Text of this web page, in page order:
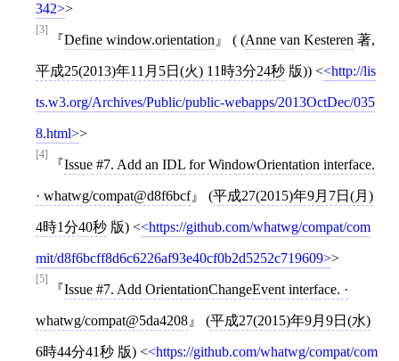
342 >
[3]
Define window.orientation ( (Anne van Kesteren 著,
平成25(2013)年11月5日(火) 11時3分24秒 版)) < http://lis
ts.w3.org/Archives/Public/public-webapps/2013OctDec/035
8.html >
[4]
Issue #7. Add an IDL for WindowOrientation interface.
· whatwg/compat@d8f6bcf (平成27(2015)年9月7日(月)
4時1分40秒 版) < https://github.com/whatwg/compat/com
mit/d8f6bcff8d6c6226af93e40cf0b2d5252c719609 >
[5]
Issue #7. Add OrientationChangeEvent interface. ·
whatwg/compat@5da4208 (平成27(2015)年9月9日(水)
6時44分41秒 版) < https://github.com/whatwg/compat/com